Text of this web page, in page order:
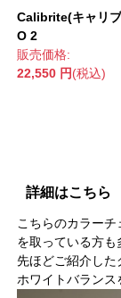
Calibrite(キャリ
O 2
販売価格:
22,550 円(税込)
詳細はこちら
こちらのカラー
を取っている方も
先ほどご紹介した
ホワイトバランス